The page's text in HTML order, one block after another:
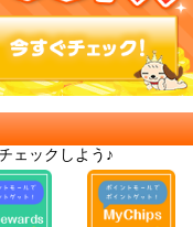
ェックしよう♪